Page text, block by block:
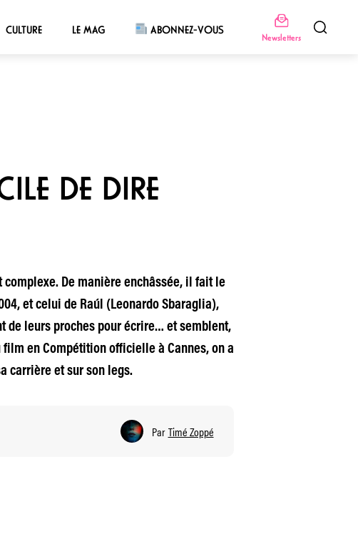
CULTURE LE MAG ABONNEZ-VOUS
Newsletters
DE DIRE
De manière enchâssée, il fait le
et celui de Raúl (Leonardo Sbaraglia),
de leurs proches pour écrire… et semblent,
en Compétition officielle à Cannes, on a
carrière et sur son legs.
Par Timé Zoppé